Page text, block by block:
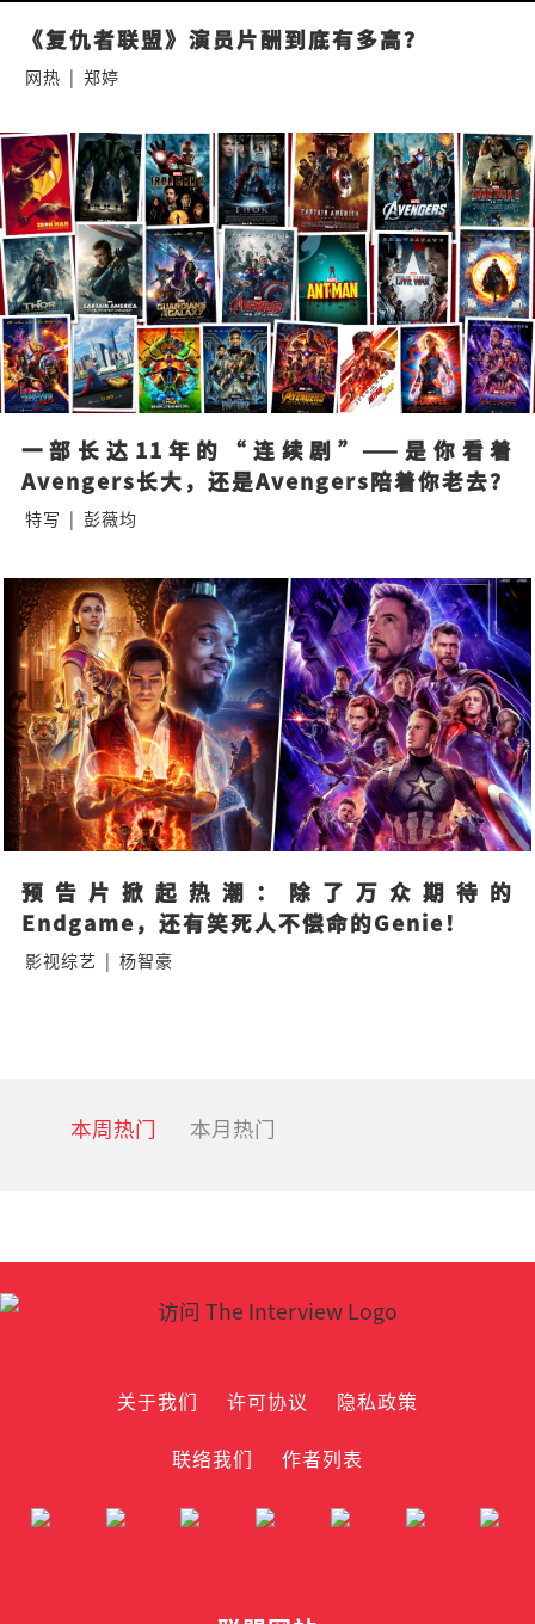
《复仇者联盟》演员片酬到底有多高？
网热 | 郑婷
一部长达11年的“连续剧”——是你看着
Avengers长大，还是Avengers陪着你老去？
特写 | 彭薇均
预告片掀起热潮：除了万众期待的
Endgame，还有笑死人不偿命的Genie！
影视综艺 | 杨智豪
本周热门 本月热门
关于我们 许可协议
隐私政策
联络我们
作者列表